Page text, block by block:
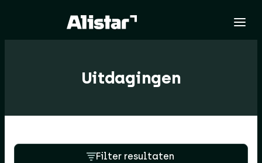
Uitdagingen
Filter resultaten